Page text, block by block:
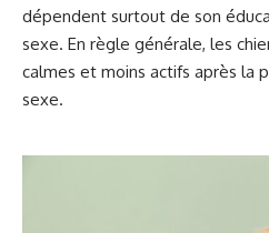
dépendent surtout de son
sexe. En règle générale, les
calmes et moins actifs après la
sexe.